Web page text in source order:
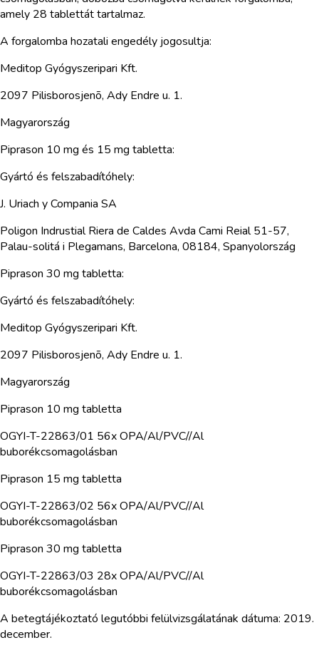
amely 28 tablettát tartalmaz.
A forgalomba hozatali engedély jogosultja:
Meditop Gyógyszeripari Kft.
2097 Pilisborosjenõ, Ady Endre u. 1.
Magyarország
Piprason 10 mg és 15 mg tabletta:
Gyártó és felszabadítóhely:
J. Uriach y Compania SA
Poligon Indrustial Riera de Caldes Avda Cami Reial 51-57,
Palau-solitá i Plegamans, Barcelona, 08184, Spanyolország
Piprason 30 mg tabletta:
Gyártó és felszabadítóhely:
Meditop Gyógyszeripari Kft.
2097 Pilisborosjenõ, Ady Endre u. 1.
Magyarország
Piprason 10 mg tabletta
OGYI-T-22863/01 56x OPA/Al/PVC//Al
buborékcsomagolásban
Piprason 15 mg tabletta
OGYI-T-22863/02 56x OPA/Al/PVC//Al
buborékcsomagolásban
Piprason 30 mg tabletta
OGYI-T-22863/03 28x OPA/Al/PVC//Al
buborékcsomagolásban
A betegtájékoztató legutóbbi felülvizsgálatának dátuma: 2019.
december.